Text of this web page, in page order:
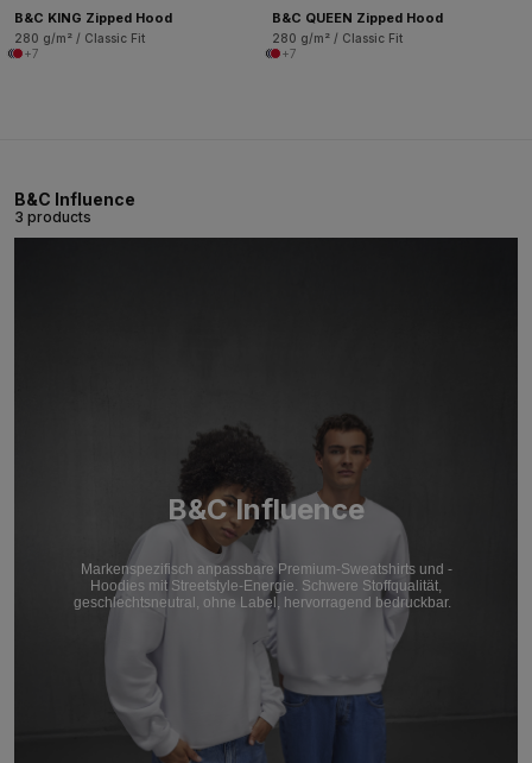
B&C KING Zipped Hood
280 g/m² / Classic Fit
+7
B&C QUEEN Zipped Hood
280 g/m² / Classic Fit
+7
B&C Influence
3 products
B&C Influence
Markenspezifisch anpassbare Premium-Sweatshirts und -
Hoodies mit Streetstyle-Energie. Schwere Stoffqualität,
geschlechtsneutral, ohne Label, hervorragend bedruckbar.